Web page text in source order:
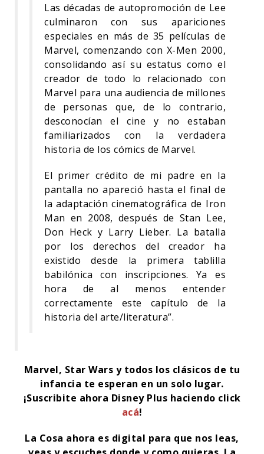
Las décadas de autopromoción de Lee
culminaron con sus apariciones
especiales en más de 35 películas de
Marvel, comenzando con X-Men 2000,
consolidando así su estatus como el
creador de todo lo relacionado con
Marvel para una audiencia de millones
de personas que, de lo contrario,
desconocían el cine y no estaban
familiarizados con la verdadera
historia de los cómics de Marvel.
El primer crédito de mi padre en la
pantalla no apareció hasta el final de
la adaptación cinematográfica de Iron
Man en 2008, después de Stan Lee,
Don Heck y Larry Lieber. La batalla
por los derechos del creador ha
existido desde la primera tablilla
babilónica con inscripciones. Ya es
hora de al menos entender
correctamente este capítulo de la
historia del arte/literatura”.
Marvel, Star Wars y todos los clásicos de tu
infancia te esperan en un solo lugar.
¡Suscribite ahora Disney Plus haciendo click
acá!
La Cosa ahora es digital para que nos leas,